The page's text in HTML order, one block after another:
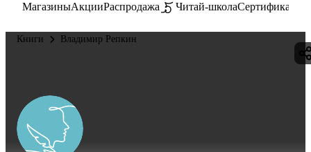
МагазиныАкцииРаспродажа Читай-школаСертификаты
Книги Владимир Репкин